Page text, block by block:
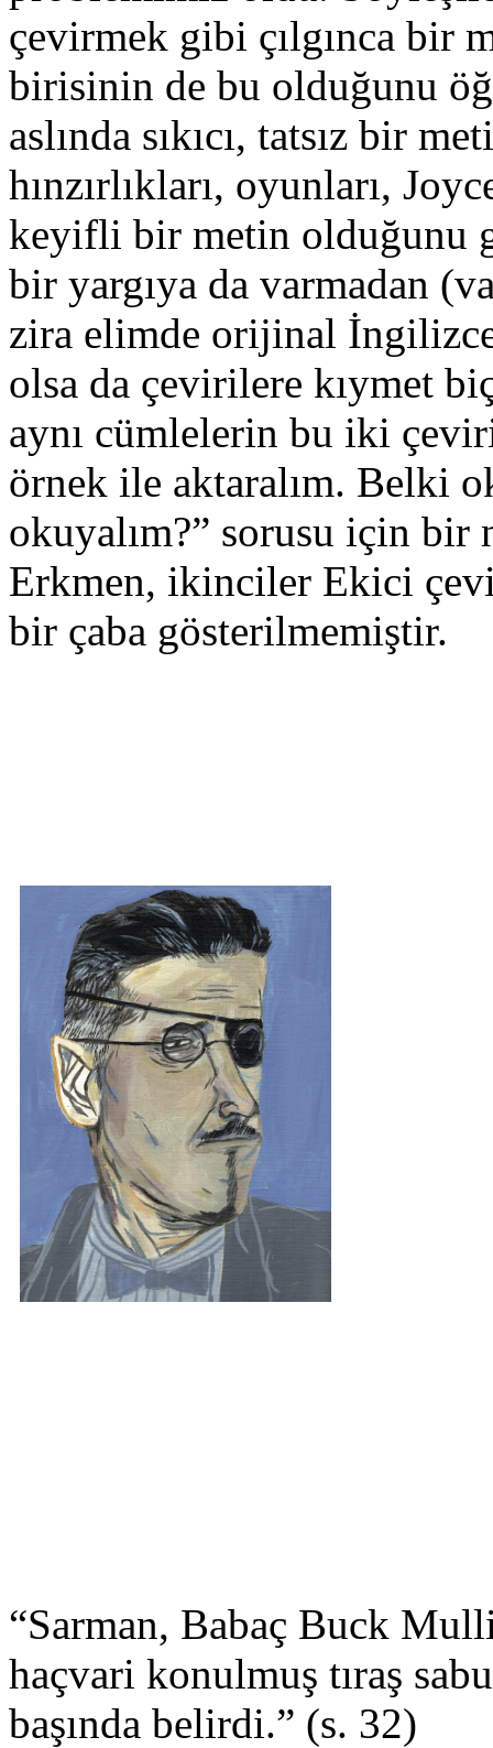
çevirmek gibi çılgınca bir
birisinin de bu olduğunu
aslında sıkıcı, tatsız bir
hınzırlıkları, oyunları,
keyifli bir metin olduğunu
bir yargıya da varmadan
zira elimde orijinal
olsa da çevirilere kıymet
aynı cümlelerin bu iki
örnek ile aktaralım. Belki
okuyalım?” sorusu için
Erkmen, ikinciler Ekici
bir çaba gösterilmemiştir.
“Sarman, Babaç Buck
haçvari konulmuş tıraş
başında belirdi.” (s. 32)